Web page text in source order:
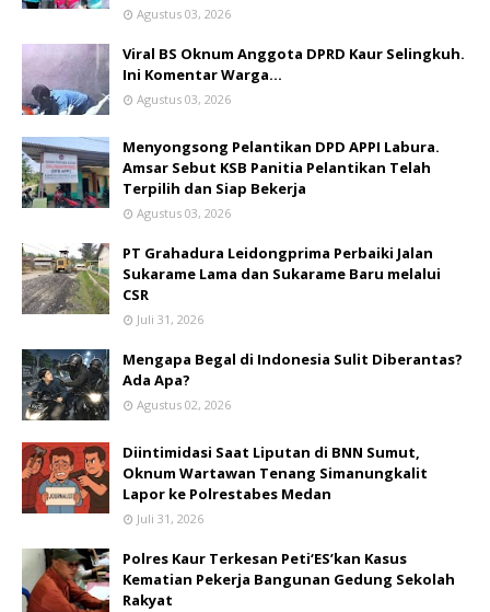
Agustus 03, 2026
Viral BS Oknum Anggota DPRD Kaur Selingkuh.
Ini Komentar Warga…
Agustus 03, 2026
Menyongsong Pelantikan DPD APPI Labura.
Amsar Sebut KSB Panitia Pelantikan Telah
Terpilih dan Siap Bekerja
Agustus 03, 2026
PT Grahadura Leidongprima Perbaiki Jalan
Sukarame Lama dan Sukarame Baru melalui
CSR
Juli 31, 2026
Mengapa Begal di Indonesia Sulit Diberantas?
Ada Apa?
Agustus 02, 2026
Diintimidasi Saat Liputan di BNN Sumut,
Oknum Wartawan Tenang Simanungkalit
Lapor ke Polrestabes Medan
Juli 31, 2026
Polres Kaur Terkesan Peti‘ES’kan Kasus
Kematian Pekerja Bangunan Gedung Sekolah
Rakyat